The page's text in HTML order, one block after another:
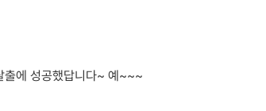
출에 성공했답니다~ 예~~~